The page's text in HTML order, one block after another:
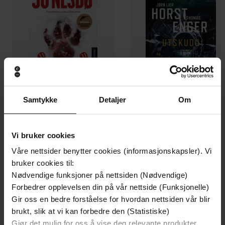
Samtykke Detaljer Om
Vi bruker cookies
Våre nettsider benytter cookies (informasjonskapsler). Vi
bruker cookies til:
Nødvendige funksjoner på nettsiden (Nødvendige)
Forbedrer opplevelsen din på vår nettside (Funksjonelle)
Gir oss en bedre forståelse for hvordan nettsiden vår blir
brukt, slik at vi kan forbedre den (Statistiske)
Gjør det mulig for oss å vise deg relevante produkter,
199,-
Minnesota
EBOK
349,-
EBOK
Forfattere Olla Rypdal (forfatter),Olla Rypdal
(innleser)